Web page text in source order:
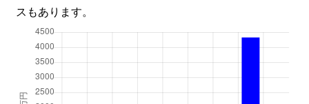
スもあります。